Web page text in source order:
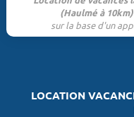
(Haulmé à
sur la base d'un
LOCATION